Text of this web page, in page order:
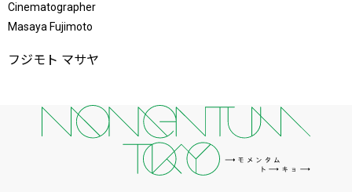
Cinematographer
Masaya Fujimoto
フジモト マサヤ